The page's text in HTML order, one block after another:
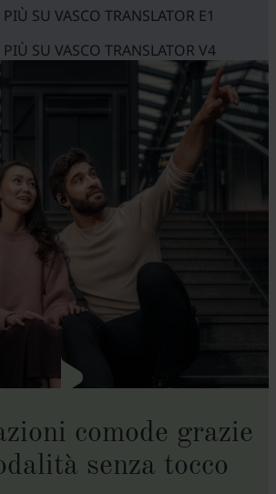
SU VASCO TRANSLATOR E1
SU VASCO TRANSLATOR V4
comode grazie
senza tocco